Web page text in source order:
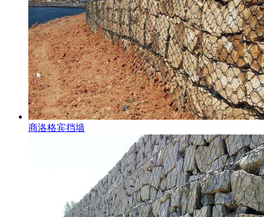
商洛格宾挡墙